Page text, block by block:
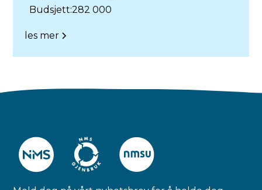
Budsjett:282 000
les mer